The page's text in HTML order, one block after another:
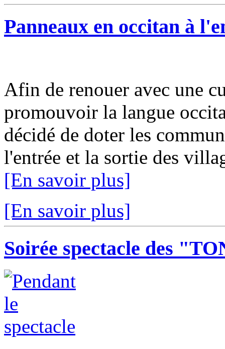
Panneaux en occitan à
Afin de renouer avec une
promouvoir la langue
décidé de doter les
l'entrée et la sortie des
[En savoir plus]
[En savoir plus]
Soirée spectacle des